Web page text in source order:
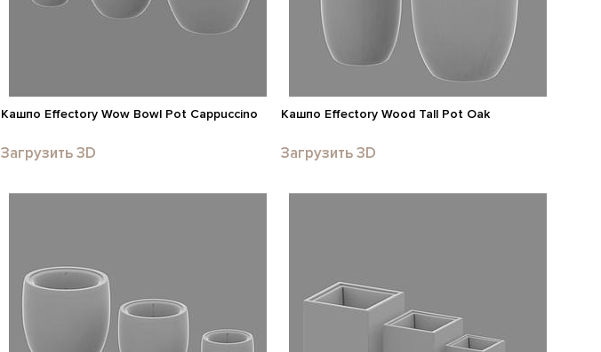
Кашпо Effectory Wow Bowl Pot Cappuccino
Загрузить 3D
Кашпо Effectory Wood Tall Pot Oak
Загрузить 3D